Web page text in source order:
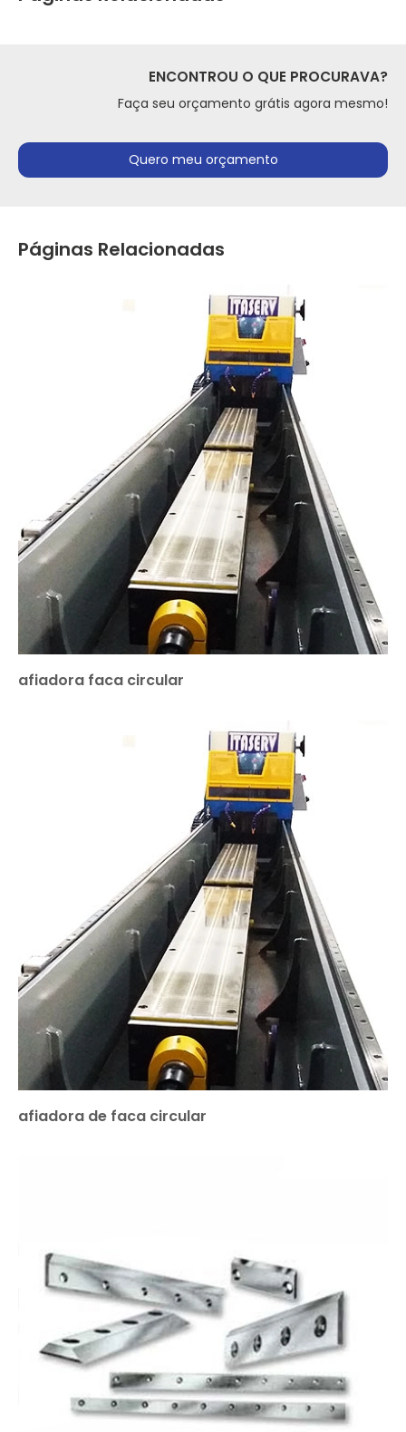
ENCONTROU O QUE PROCURAVA?
Faça seu orçamento grátis agora mesmo!
Quero meu orçamento
Páginas Relacionadas
afiadora faca circular
afiadora de faca circular